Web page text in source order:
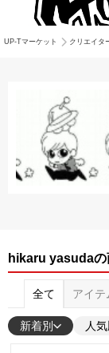
UP-Tマーケット クリエイタ
hikaru yasudaの
全て アイテ
新着別 人